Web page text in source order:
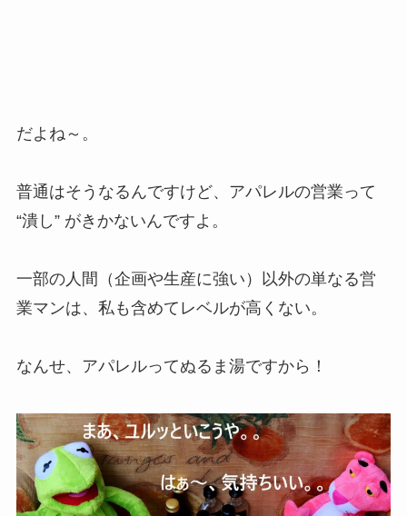
だよね～。
普通はそうなるんですけど、アパレルの営業って
“潰し” がきかないんですよ。
一部の人間（企画や生産に強い）以外の単なる営
業マンは、私も含めてレベルが高くない。
なんせ、アパレルってぬるま湯ですから！